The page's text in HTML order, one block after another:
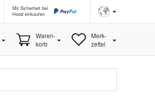
Mit Sicherheit bei
Hood einkaufen
Waren-
korb
Merk-
zettel